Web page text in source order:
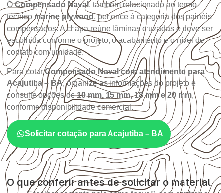
OCompensado Naval, também relacionado ao termo
técnico marine plywood, pertence à categoria dos painéis
compensados. A chapa reúne lâminas cruzadas e deve ser
escolhida conforme o projeto, o acabamento e o nível de
contato com umidade.
Para cotarCompensado Naval com atendimento para
Acajutiba – BA, organize as informações do projeto e
consulte opções de10 mm, 15 mm, 18 mm e 20 mm,
conforme disponibilidade comercial.
Solicitar cotação para Acajutiba – BA
O que conferir antes de solicitar o material